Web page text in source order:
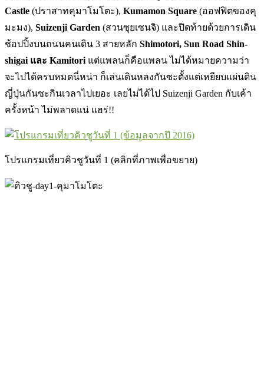
Castle (ปราสาทคุมาโมโตะ), Kumamon Square (ออฟฟิตของคุ
มะมง), Suizenji Garden (สวนซุยเซนจิ) และปิดท้ายด้วยการเดิน
ช้อปปิ้งบนถนนคนเดิน 3 สายหลัก Shimotori, Sun Road Shin-
shigai และ Kamitori แต่แพลนก็คือแพลน ไม่ได้หมายความว่า
จะไปได้ครบหมดนี่หน่า ก็เล่นเดินหลงกันซะตั้งแต่เหยียบแผ่นดิน
ญี่ปุ่นกันซะกินเวลาไปเยอะ เลยไม่ได้ไป Suizenji Garden กับเค้า
ครั้งหน้า ไม่พลาดแน่ แฮร่!!
โปรแกรมเที่ยวคิวชูวันที่ 1 (คลิกที่ภาพเพื่อขยาย)